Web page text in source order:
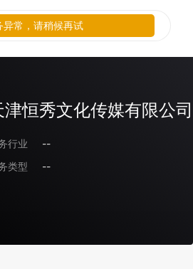
津恒秀文化传媒有限公司
行业
--
类型
--
异常，请稍候再试